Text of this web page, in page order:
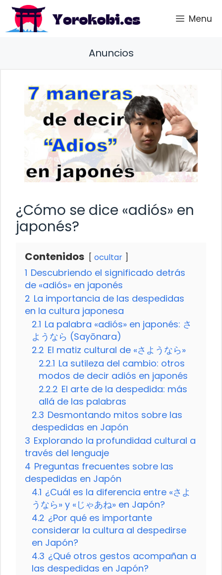
Saltar
contenido
Menu
Anuncios
¿Cómo se dice «adiós» en
japonés?
Contenidos ocultar
1 Descubriendo el significado detrás
de «adiós» en japonés
2 La importancia de las despedidas
en la cultura japonesa
2.1 La palabra «adiós» en japonés: さ
ようなら (Sayōnara)
2.2 El matiz cultural de «さようなら»
2.2.1 La sutileza del cambio: otros
modos de decir adiós en japonés
2.2.2 El arte de la despedida: más
allá de las palabras
2.3 Desmontando mitos sobre las
despedidas en Japón
3 Explorando la profundidad cultural a
través del lenguaje
4 Preguntas frecuentes sobre las
despedidas en Japón
4.1 ¿Cuál es la diferencia entre «さよ
うなら» y «じゃあね» en Japón?
4.2 ¿Por qué es importante
considerar la cultura al despedirse
en Japón?
4.3 ¿Qué otros gestos acompañan a
las despedidas en Japón?